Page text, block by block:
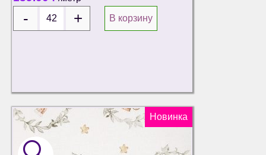
В корзину
Новинка